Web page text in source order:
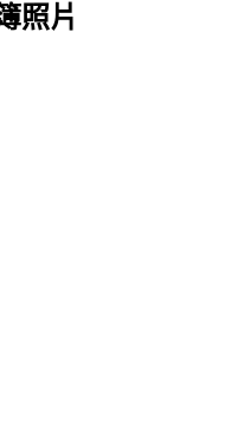
照片